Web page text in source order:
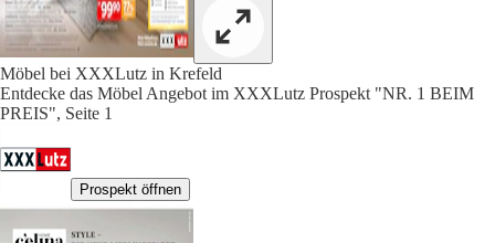
Möbel bei XXXLutz in Krefeld
Entdecke das Möbel Angebot im XXXLutz Prospekt "NR. 1 BEIM
PREIS", Seite 1
Prospekt öffnen